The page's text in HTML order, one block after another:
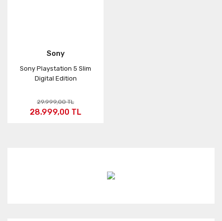
Sony
Sony Playstation 5 Slim
Digital Edition
29.999,00 TL
28.999,00 TL